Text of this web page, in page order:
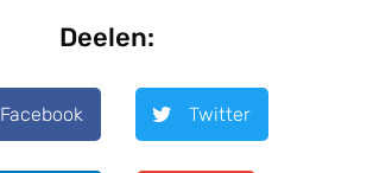
Deelen:
Facebook Twitter